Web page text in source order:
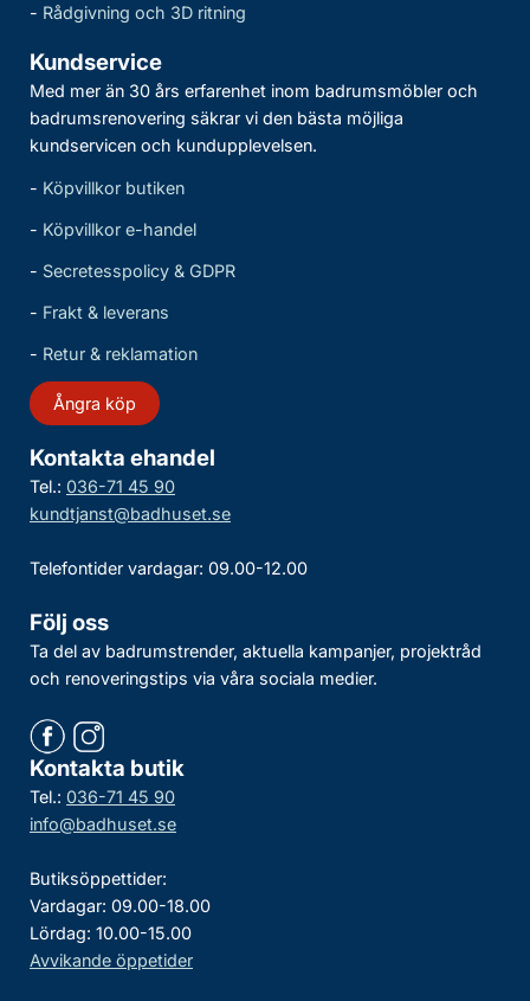
- Rådgivning och 3D ritning
Kundservice
Med mer än 30 års erfarenhet inom badrumsmöbler och
badrumsrenovering säkrar vi den bästa möjliga
kundservicen och kundupplevelsen.
- Köpvillkor butiken
- Köpvillkor e-handel
- Secretesspolicy & GDPR
- Frakt & leverans
- Retur & reklamation
Ångra köp
Kontakta ehandel
Tel.: 036-71 45 90
kundtjanst@badhuset.se
Telefontider vardagar: 09.00-12.00
Följ oss
Ta del av badrumstrender, aktuella kampanjer, projektråd
och renoveringstips via våra sociala medier.
Kontakta butik
Tel.: 036-71 45 90
info@badhuset.se
Butiksöppettider:
Vardagar: 09.00-18.00
Lördag: 10.00-15.00
Avvikande öppetider